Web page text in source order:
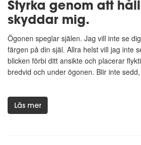
Styrka genom att
skyddar mig.
Ögonen speglar själen. Jag vill inte se
färgen på din själ. Allra helst vill jag inte
blicken förbi ditt ansikte och placerar
bredvid och under ögonen. Blir inte
Läs mer